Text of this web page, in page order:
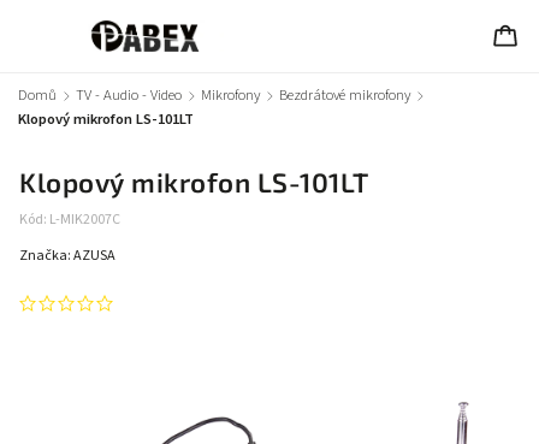
Domů / TV - Audio - Video / Mikrofony / Bezdrátové mikrofony /
Klopový mikrofon LS-101LT
Klopový mikrofon LS-101LT
Kód: L-MIK2007C
Značka:AZUSA